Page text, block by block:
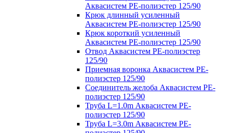
Аквасистем PE-полиэстер 125/90
Крюк длинный усиленный
Аквасистем PE-полиэстер 125/90
Крюк короткий усиленный
Аквасистем PE-полиэстер 125/90
Отвод Аквасистем РЕ-полиэстер
125/90
Приемная воронка Аквасистем PE-
полиэстер 125/90
Соединитель желоба Аквасистем PE-
полиэстер 125/90
Труба L=1.0m Аквасистем PE-
полиэстер 125/90
Труба L=3.0m Аквасистем PE-